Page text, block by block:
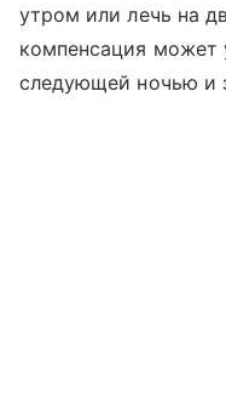
утром или лечь на
компенсация может
следующей ночью и